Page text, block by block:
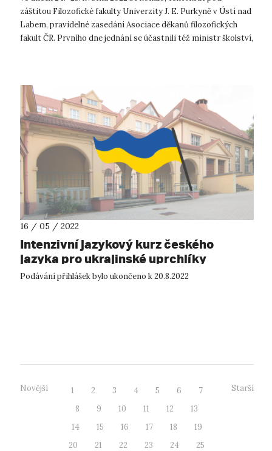
financování
záštitou Filozofické fakulty Univerzity J. E. Purkyně v Ústí nad
Labem, pravidelné zasedání Asociace děkanů filozofických
fakult ČR. Prvního dne jednání se účastnili též ministr školství,
16 / 05 / 2022
Intenzivní jazykový kurz českého
jazyka pro ukrajinské uprchlíky
Podávání přihlášek bylo ukončeno k 20.8.2022
Novější 1 2 3 4 5 6
7
8
9 10 11 12
13
14
15 16 17 18
19
20
21 22 23 24
25
Starší